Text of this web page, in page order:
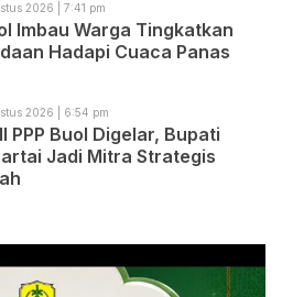
2026 | 7:41 pm
Imbau Warga Tingkatkan
Hadapi Cuaca Panas
2026 | 6:54 pm
PPP Buol Digelar, Bupati
Jadi Mitra Strategis